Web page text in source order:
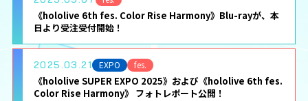
《hololive 6th fes. Color Rise Harmony》Blu-rayが、本
日より受注受付開始！
2025.03.21 EXPO fes.
《hololive SUPER EXPO 2025》および《hololive 6th fes.
Color Rise Harmony》 フォトレポート公開！